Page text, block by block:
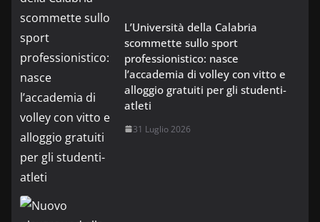
L’Università della Calabria
scommette sullo sport
professionistico: nasce
l’accademia di volley con vitto e
alloggio gratuiti per gli studenti-
atleti
31 Luglio 2026